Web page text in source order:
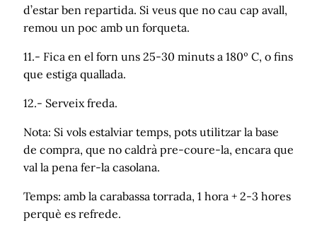
d’estar ben repartida. Si veus que no cau cap avall,
remou un poc amb un forqueta.
11.- Fica en el forn uns 25-30 minuts a 180º C, o fins
que estiga quallada.
12.- Serveix freda.
Nota: Si vols estalviar temps, pots utilitzar la base
de compra, que no caldrà pre-coure-la, encara que
val la pena fer-la casolana.
Temps: amb la carabassa torrada, 1 hora + 2-3 hores
perquè es refrede.